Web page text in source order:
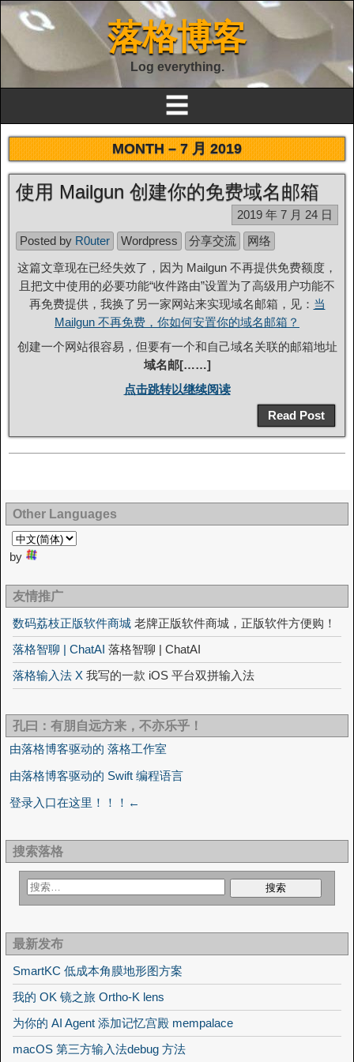
落格博客
Log everything.
☰
MONTH –7 月 2019
使用 Mailgun 创建你的免费域名邮箱
2019 年 7 月 24 日
Posted by R0uter Wordpress 分享交流
网络
这篇文章现在已经失效了，因为 Mailgun 不再提供免费额度，
且把文中使用的必要功能“收件路由”设置为了高级用户功能不
再免费提供，我换了另一家网站来实现域名邮箱，见： 当
Mailgun 不再免费，你如何安置你的域名邮箱？
创建一个网站很容易，但要有一个和自己域名关联的邮箱地址
域名邮[……]
点击跳转以继续阅读
Read Post
Other Languages
by
友情推广
数码荔枝正版软件商城 老牌正版软件商城，正版软件方便购！
落格智聊 | ChatAI 落格智聊 | ChatAI
落格输入法 X 我写的一款 iOS 平台双拼输入法
孔曰：有朋自远方来，不亦乐乎！
由落格博客驱动的 落格工作室
由落格博客驱动的 Swift 编程语言
登录入口在这里！！！←
搜索落格
最新发布
SmartKC 低成本角膜地形图方案
我的 OK 镜之旅 Ortho-K lens
为你的 AI Agent 添加记忆宫殿 mempalace
macOS 第三方输入法debug 方法